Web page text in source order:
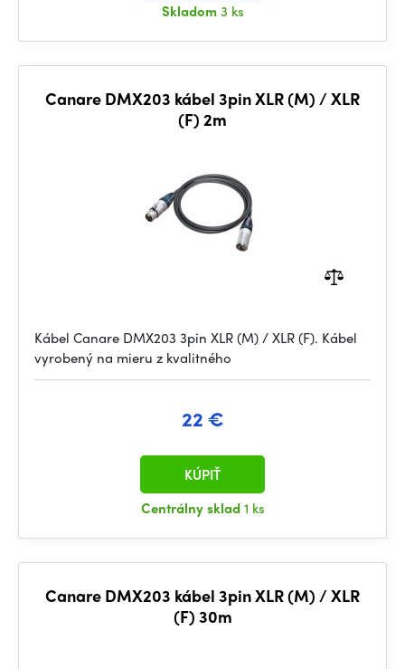
Skladom3 ks
Canare DMX203 kábel 3pin XLR (M) / XLR
(F) 2m
Kábel Canare DMX203 3pin XLR (M) / XLR (F). Kábel
vyrobený na mieru z kvalitného
22 €
Centrálny sklad1 ks
KÚPIŤ
Canare DMX203 kábel 3pin XLR (M) / XLR
(F) 30m